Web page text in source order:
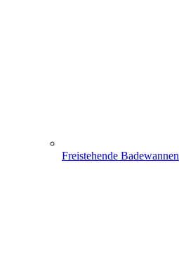
Freistehende Badewannen